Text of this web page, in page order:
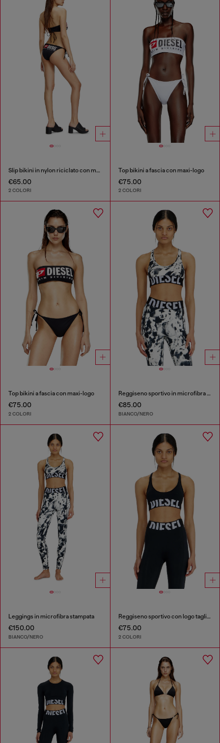
Slip bikini in nylon riciclato con maxi logo
€65.00
2 COLORI
Top bikini a fascia con maxi-logo
€75.00
2 COLORI
Top bikini a fascia con maxi-logo
€75.00
2 COLORI
Reggiseno sportivo in microfibra stampata
€85.00
BIANCO/NERO
Leggings in microfibra stampata
€150.00
BIANCO/NERO
Reggiseno sportivo con logo tagliato
€75.00
2 COLORI